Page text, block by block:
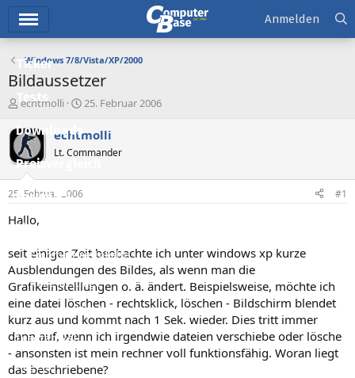
Ticker
Tests
Downloads
Preisvergleich
Forum
Aktuelles
Empfohlene Inhalte
Neue Beiträge
Neueste Aktivitäten
Leserartikel
Regeln
Anmelden
Windows 7/8/Vista/XP/2000
Bildaussetzer
E
s
t
e
e
r
echtmolli
E
s
e
t
25. Februar 2006
echtmolli
Lt. Commander
25. Februar 2006 #1
Hallo,
seit einiger Zeit beobachte ich unter windows xp kurze
Ausblendungen des Bildes, als wenn man die
Grafikeinstelllungen o. ä. ändert. Beispielsweise, möchte ich
eine datei löschen - rechtsklick, löschen - Bildschirm blendet
kurz aus und kommt nach 1 Sek. wieder. Dies tritt immer
dann auf, wenn ich irgendwie dateien verschiebe oder lösche
- ansonsten ist mein rechner voll funktionsfähig. Woran liegt
das beschriebene?